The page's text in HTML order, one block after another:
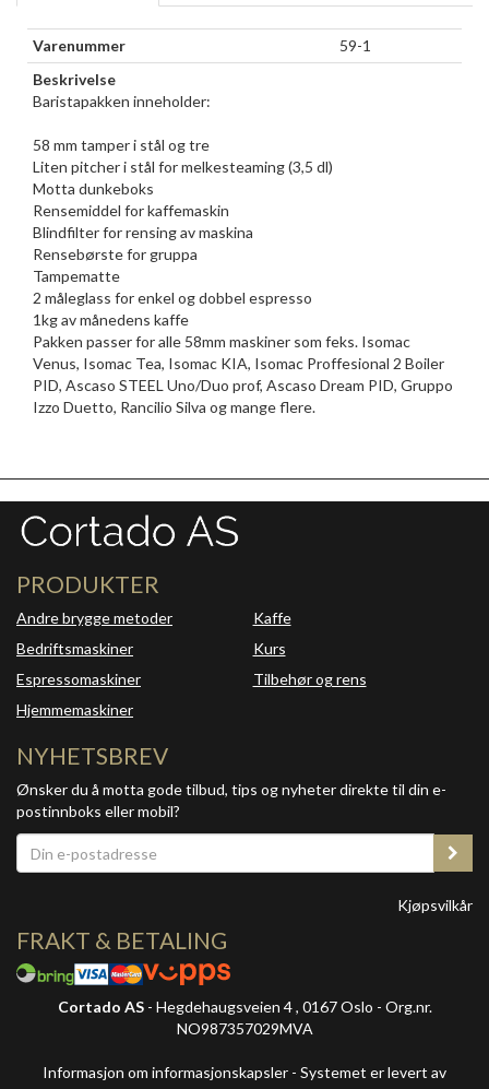
Varenummer
59-1
Beskrivelse
Baristapakken inneholder:
58 mm tamper i stål og tre
Liten pitcher i stål for melkesteaming (3,5 dl)
Motta dunkeboks
Rensemiddel for kaffemaskin
Blindfilter for rensing av maskina
Rensebørste for gruppa
Tampematte
2 måleglass for enkel og dobbel espresso
1kg av månedens kaffe
Pakken passer for alle 58mm maskiner som feks. Isomac
Venus, Isomac Tea, Isomac KIA, Isomac Proffesional 2 Boiler
PID, Ascaso STEEL Uno/Duo prof, Ascaso Dream PID, Gruppo
Izzo Duetto, Rancilio Silva og mange flere.
PRODUKTER
Andre brygge metoder
Bedriftsmaskiner
Espressomaskiner
Hjemmemaskiner
Kaffe
Kurs
Tilbehør og rens
NYHETSBREV
Ønsker du å motta gode tilbud, tips og nyheter direkte til din e-
postinnboks eller mobil?
Kjøpsvilkår
FRAKT & BETALING
Cortado AS- Hegdehaugsveien 4 , 0167 Oslo - Org.nr.
NO987357029MVA
Informasjon om informasjonskapsler - Systemet er levert av